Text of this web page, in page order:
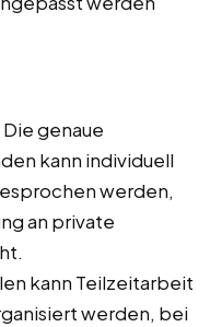
Die genaue
kann individuell
werden,
an private
kann Teilzeitarbeit
werden, bei